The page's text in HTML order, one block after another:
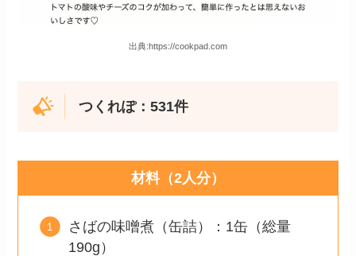
出典:https://cookpad.com
つくれぽ：531件
材料（2人分）
さばの味噌煮（缶詰）：1缶（総量
190g）